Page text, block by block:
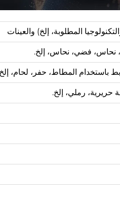
المطلوبة، إلخ) والعينات
حريرية، رملي، إلخ.